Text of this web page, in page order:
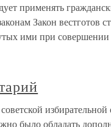
применять
Закон вестготов
ими при
было обладать